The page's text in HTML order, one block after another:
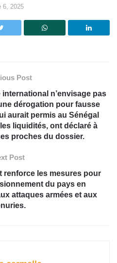
6, 2025
Post
international n’envisage pas
dérogation pour fausse
aurait permis au Sénégal
liquidités, ont déclaré à
proches du dossier.
Post
renforce les mesures pour
du pays en
attaques armées et aux